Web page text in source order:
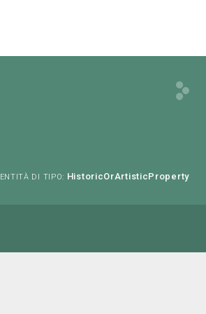
ENTITÀ DI TIPO: HistoricOrArtisticProperty